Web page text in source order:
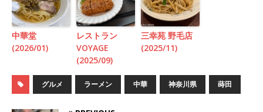
中華堂
(2026/01)
レストラン
VOYAGE
(2025/09)
三幸苑 野毛店
(2025/11)
グルメ ラーメン 中華 神奈川県 蒔田